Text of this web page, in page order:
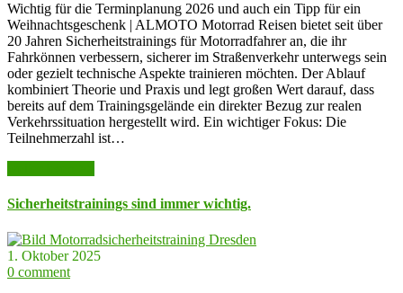
Wichtig für die Terminplanung 2026 und auch ein Tipp für ein
Weihnachtsgeschenk | ALMOTO Motorrad Reisen bietet seit über
20 Jahren Sicherheitstrainings für Motorradfahrer an, die ihr
Fahrkönnen verbessern, sicherer im Straßenverkehr unterwegs sein
oder gezielt technische Aspekte trainieren möchten. Der Ablauf
kombiniert Theorie und Praxis und legt großen Wert darauf, dass
bereits auf dem Trainingsgelände ein direkter Bezug zur realen
Verkehrssituation hergestellt wird. Ein wichtiger Fokus: Die
Teilnehmerzahl ist…
Sicherheitstrainings sind immer wichtig.
1. Oktober 2025
0 comment